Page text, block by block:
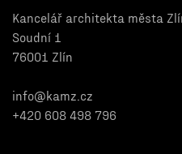
Kancelář architekta města
Soudní 1
76001 Zlín
info@kamz.cz
+420 608 498 796